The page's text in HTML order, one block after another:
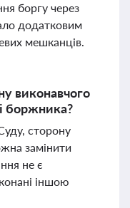
боргу через
додатковим
мешканців.
виконавчого
боржника?
сторону
замінити
не є
іншою